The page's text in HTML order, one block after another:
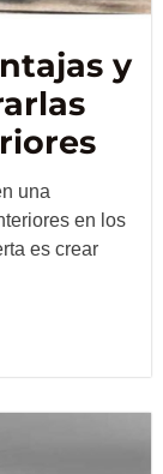
y
una
en los
es crear